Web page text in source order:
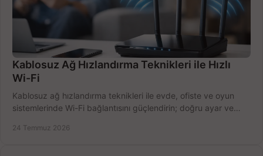
Kablosuz Ağ Hızlandırma Teknikleri ile Hızlı
Wi-Fi
Kablosuz ağ hızlandırma teknikleri ile evde, ofiste ve oyun
sistemlerinde Wi-Fi bağlantısını güçlendirin; doğru ayar ve
24 Temmuz 2026